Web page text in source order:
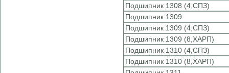
Подшипник 1308 (4,СПЗ)
Подшипник 1309
Подшипник 1309 (4,СПЗ)
Подшипник 1309 (8,ХАРП)
Подшипник 1310 (4,СПЗ)
Подшипник 1310 (8,ХАРП)